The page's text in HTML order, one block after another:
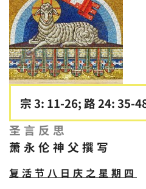
宗 3: 11-26; 路 24: 35-
圣言反思
萧永伦神父撰写
复活节八日庆之星期四